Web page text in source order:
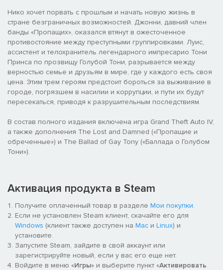
Нико хочет порвать с прошлым и начать новую жизнь в
стране безграничных возможностей. Джонни, давний член
банды «Пропащих», оказался втянут в ожесточенное
противостояние между преступными группировками. Луис,
ассистент и телохранитель легендарного импресарио Тони
Принса по прозвищу Голубой Тони, разрывается между
верностью семье и друзьям в мире, где у каждого есть своя
цена. Этим трем героям предстоит бороться за выживание в
городе, погрязшем в насилии и коррупции, и пути их будут
пересекаться, приводя к разрушительным последствиям.
В состав полного издания включена игра Grand Theft Auto IV,
а также дополнения The Lost and Damned («Пропащие и
обреченные») и The Ballad of Gay Tony («Баллада о Голубом
Тони»).
Активация продукта в Steam
Получите оплаченный товар в разделе Мои покупки.
Если не установлен Steam клиент, скачайте его для
Windows (клиент также доступен на Mac и Linux) и
установите.
Запустите Steam, зайдите в свой аккаунт или
зарегистрируйте новый, если у вас его еще нет.
Войдите в меню «Игры» и выберите пункт «Активировать